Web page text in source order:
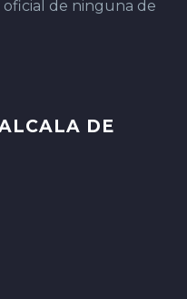
oficial de ninguna de
DE